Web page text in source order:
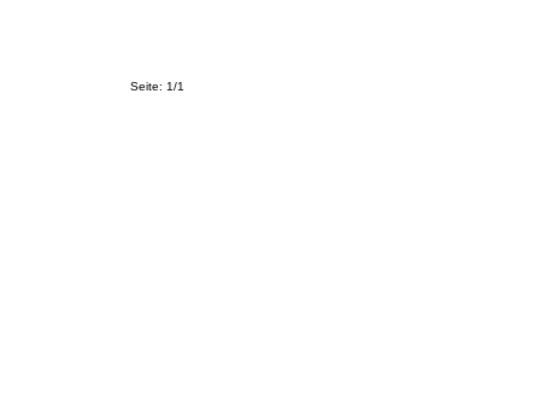
Seite: 1/1